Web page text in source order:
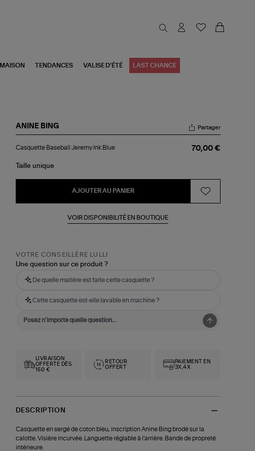
MAISON TENDANCES VALISE D'ÉTÉ LAST CHANCE
ANINE BING
Baseball
Ink
Partager
Casquette Baseball Jeremy Ink Blue 70,00 €
Taille unique
AJOUTER AU PANIER
VOIR DISPONIBILITÉ EN BOUTIQUE
VOTRE CONSEILLÈRE LULLI
Une question sur ce produit ?
De quelle matière est faite cette casquette ?
Cette casquette est-elle lavable en machine ?
LIVRAISON
OFFERTE DÈS
150 €
RETOUR
OFFERT
PAIEMENT EN
3X,4X
DESCRIPTION
Casquette en sergé de coton bleu, inscription Anine Bing brodé sur la
calotte. Visière incurvée. Languette réglable à l'arrière. Bande de propreté
intérieure.